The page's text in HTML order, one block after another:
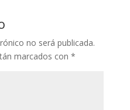
no será publicada.
marcados con *